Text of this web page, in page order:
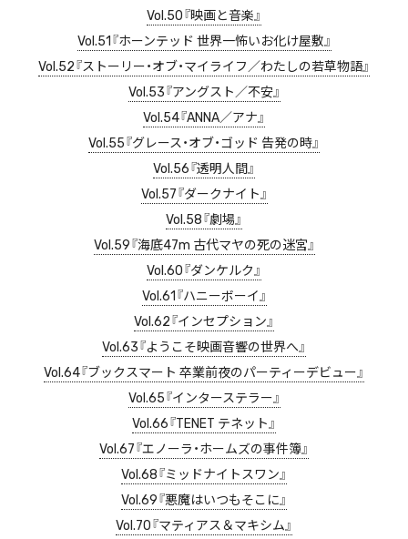
Vol.50『映画と音楽』
Vol.51『ホーンテッド 世界一怖いお化け屋敷』
Vol.52『ストーリー・オブ・マイライフ／わたしの若草物語』
Vol.53『アングスト／不安』
Vol.54『ANNA／アナ』
Vol.55『グレース・オブ・ゴッド 告発の時』
Vol.56『透明人間』
Vol.57『ダークナイト』
Vol.58『劇場』
Vol.59『海底47m 古代マヤの死の迷宮』
Vol.60『ダンケルク』
Vol.61『ハニーボーイ』
Vol.62『インセプション』
Vol.63『ようこそ映画音響の世界へ』
Vol.64『ブックスマート 卒業前夜のパーティーデビュー』
Vol.65『インターステラー』
Vol.66『TENET テネット』
Vol.67『エノーラ・ホームズの事件簿』
Vol.68『ミッドナイトスワン』
Vol.69『悪魔はいつもそこに』
Vol.70『マティアス＆マキシム』